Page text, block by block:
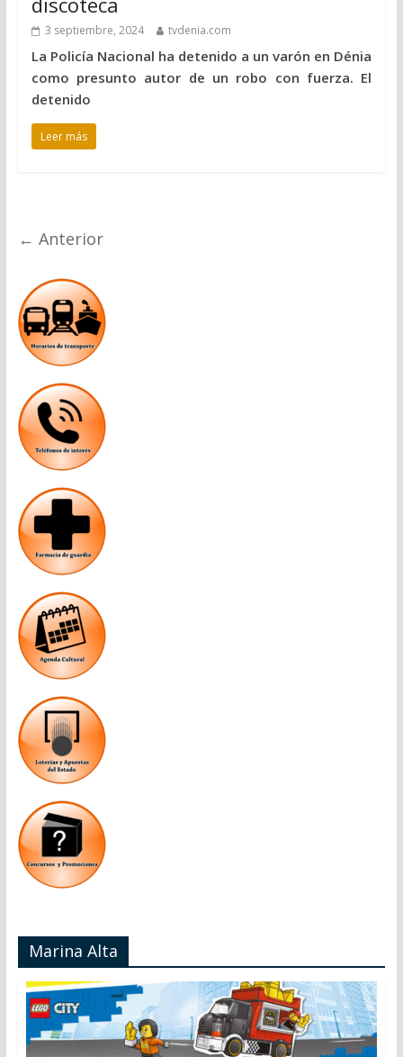
3 septiembre, 2024 tvdenia.com
La Policía Nacional ha detenido a un varón en Dénia
como presunto autor de un robo con fuerza. El
detenido
Leer más
← Anterior
Marina Alta